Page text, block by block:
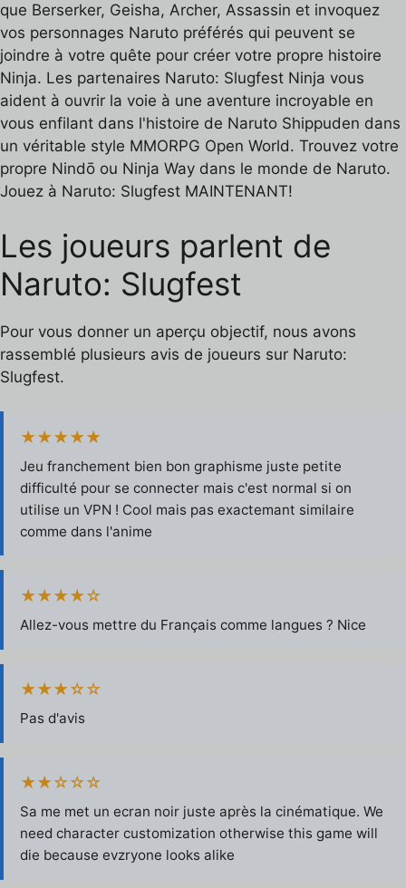
que Berserker, Geisha, Archer, Assassin et invoquez
vos personnages Naruto préférés qui peuvent se
joindre à votre quête pour créer votre propre histoire
Ninja. Les partenaires Naruto: Slugfest Ninja vous
aident à ouvrir la voie à une aventure incroyable en
vous enfilant dans l'histoire de Naruto Shippuden dans
un véritable style MMORPG Open World. Trouvez votre
propre Nindō ou Ninja Way dans le monde de Naruto.
Jouez à Naruto: Slugfest MAINTENANT!
Les joueurs parlent de
Naruto: Slugfest
Pour vous donner un aperçu objectif, nous avons
rassemblé plusieurs avis de joueurs sur Naruto:
Slugfest.
★★★★★
Jeu franchement bien bon graphisme juste petite
difficulté pour se connecter mais c'est normal si on
utilise un VPN ! Cool mais pas exactemant similaire
comme dans l'anime
★★★★☆
Allez-vous mettre du Français comme langues ? Nice
★★★☆☆
Pas d'avis
★★☆☆☆
Sa me met un ecran noir juste après la cinématique. We
need character customization otherwise this game will
die because evzryone looks alike